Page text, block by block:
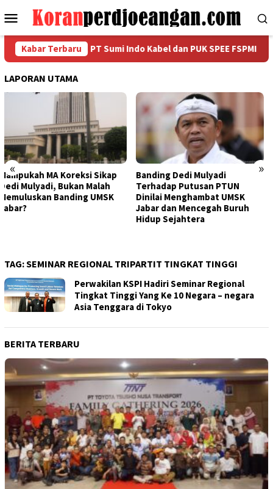
ke
Menu
Mobile
Kabar Terbaru
HUT RI ke-81, PT Sumi Indo Kabel dan PUK SPEE FSPMI Gelar
LAPORAN UTAMA
« »
Banding Dedi Mulyadi
Terhadap Putusan PTUN
Dinilai Menghambat UMSK
Jabar dan Mencegah Buruh
Bapak Aing Mengajukan
Banding, MA Tak Boleh
Mengubur Putusan PTUN Soal
UMSK Jawa Barat
TAG:SEMINAR REGIONAL TRIPARTIT TINGKAT TINGGI
Perwakilan KSPI Hadiri Seminar Regional
Tingkat Tinggi Yang Ke 10 Negara – negara
Asia Tenggara di Tokyo
BERITA TERBARU